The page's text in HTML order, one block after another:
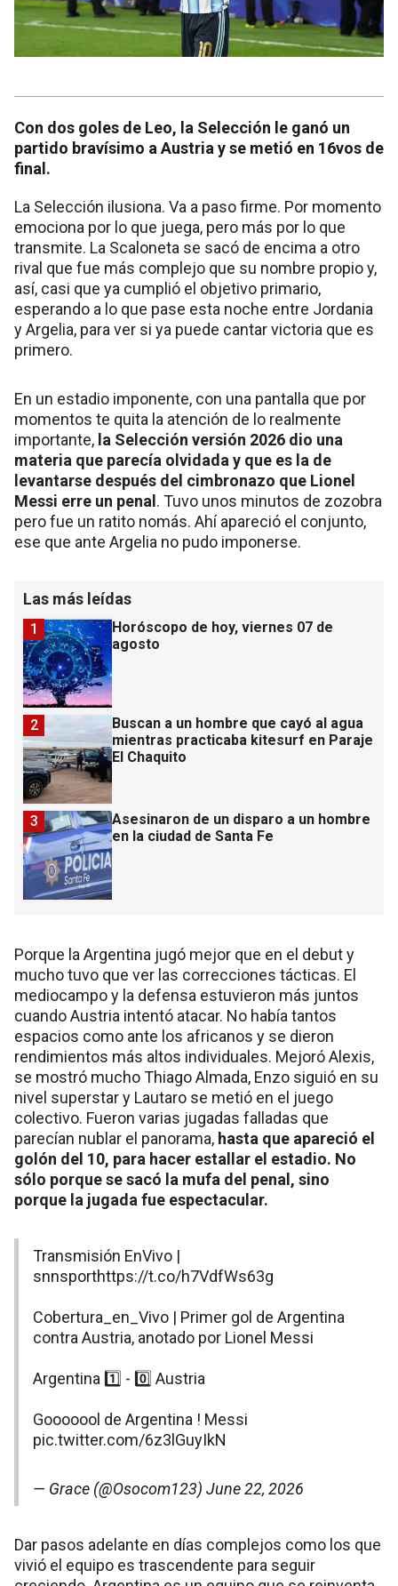
Con dos goles de Leo, la Selección le ganó un
partido bravísimo a Austria y se metió en 16vos de
final.
La Selección ilusiona. Va a paso firme. Por momento
emociona por lo que juega, pero más por lo que
transmite. La Scaloneta se sacó de encima a otro
rival que fue más complejo que su nombre propio y,
así, casi que ya cumplió el objetivo primario,
esperando a lo que pase esta noche entre Jordania
y Argelia, para ver si ya puede cantar victoria que es
primero.
En un estadio imponente, con una pantalla que por
momentos te quita la atención de lo realmente
importante, la Selección versión 2026 dio una
materia que parecía olvidada y que es la de
levantarse después del cimbronazo que Lionel
Messi erre un penal. Tuvo unos minutos de zozobra
pero fue un ratito nomás. Ahí apareció el conjunto,
ese que ante Argelia no pudo imponerse.
Las más leídas
Horóscopo de hoy, viernes 07 de
agosto
1
Buscan a un hombre que cayó al agua
mientras practicaba kitesurf en Paraje
El Chaquito
2
Asesinaron de un disparo a un hombre
en la ciudad de Santa Fe
3
Porque la Argentina jugó mejor que en el debut y
mucho tuvo que ver las correcciones tácticas. El
mediocampo y la defensa estuvieron más juntos
cuando Austria intentó atacar. No había tantos
espacios como ante los africanos y se dieron
rendimientos más altos individuales. Mejoró Alexis,
se mostró mucho Thiago Almada, Enzo siguió en su
nivel superstar y Lautaro se metió en el juego
colectivo. Fueron varias jugadas falladas que
parecían nublar el panorama, hasta que apareció el
golón del 10, para hacer estallar el estadio. No
sólo porque se sacó la mufa del penal, sino
porque la jugada fue espectacular.
Transmisión EnVivo |
snnsporthttps://t.co/h7VdfWs63g
Cobertura_en_Vivo | Primer gol de Argentina
contra Austria, anotado por Lionel Messi
Argentina 1️⃣ - 0️⃣ Austria
Gooooool de Argentina ! Messi
pic.twitter.com/6z3lGuyIkN
— Grace (@Osocom123) June 22, 2026
Dar pasos adelante en días complejos como los que
vivió el equipo es trascendente para seguir